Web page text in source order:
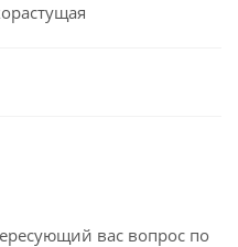
вас вопрос по